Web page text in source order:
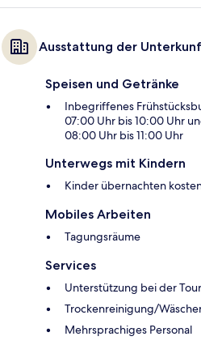
Ausstattung der
Speisen und Getränke
Inbegriffenes
07:00 Uhr bis 10:00 Uhr
08:00 Uhr bis 11:00 Uhr
Unterwegs mit Kindern
Kinder übernachten
Mobiles Arbeiten
Tagungsräume
Services
Unterstützung bei der
Trockenreinigung/
Mehrsprachiges Personal